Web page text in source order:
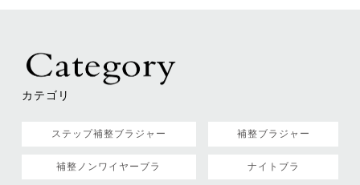
カテゴリ
ステップ補整ブラジャー 補整ブラジャー
補整ノンワイヤーブラ ナイトブラ